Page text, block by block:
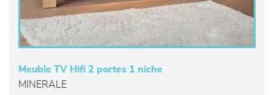
Meuble TV Hifi 2 portes 1 niche
MINERALE